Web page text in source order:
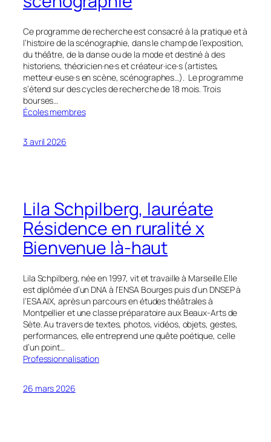
Ce programme de recherche est consacré à la pratique et à
l’histoire de la scénographie, dans le champ de l’exposition,
du théâtre, de la danse ou de la mode et destiné à des
historiens, théoricien·ne·s et créateur·ice·s (artistes,
metteur·euse·s en scène, scénographes…). Le programme
s’étend sur des cycles de recherche de 18 mois. Trois
bourses…
Écoles membres
3 avril 2026
Lila Schpilberg, lauréate
Résidence en ruralité x
Bienvenue là-haut
Lila Schpilberg, née en 1997, vit et travaille à Marseille.Elle
est diplômée d’un DNA à l’ENSA Bourges puis d’un DNSEP à
l’ESAAIX, après un parcours en études théâtrales à
Montpellier et une classe préparatoire aux Beaux-Arts de
Sète. Au travers de textes, photos, vidéos, objets, gestes,
performances, elle entreprend une quête poétique, celle
d’un point…
Professionnalisation
26 mars 2026